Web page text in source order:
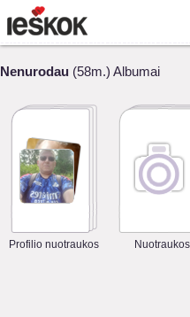
Nenurodau (58m.) Albumai
Profilio nuotraukos Nuotraukos